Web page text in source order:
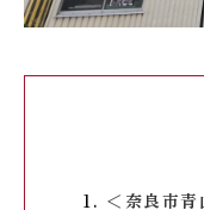
＜奈良市